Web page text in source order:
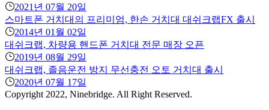
2021년 07월 20일
스마트폰 거치대의 프리미엄, 한손 거치대 대쉬크랩FX 출시
2014년 01월 02일
대쉬크랩, 차량용 핸드폰 거치대 전문 매장 오픈
2019년 08월 29일
대쉬크랩, 졸음운전 방지 무선충전 오토 거치대 출시
2020년 07월 17일
Copyright 2022, Ninebridge. All Right Reserved.